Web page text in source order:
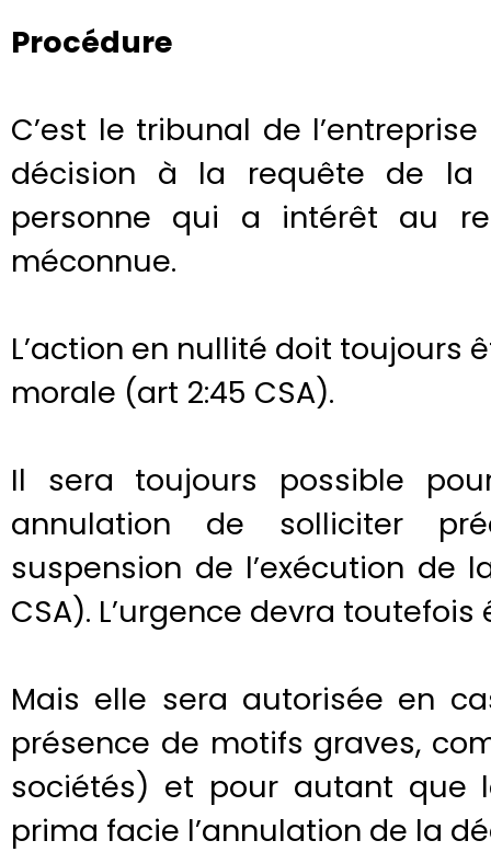
Procédure
C’est le tribunal de
décision à la requête de la
personne qui a intérêt au
méconnue.
L’action en nullité doit toujours
morale (art 2:45 CSA).
Il sera toujours possible
annulation de solliciter
suspension de l’exécution de
CSA). L’urgence devra
Mais elle sera autorisée en
présence de motifs graves,
sociétés) et pour autant que
prima facie l’annulation de la